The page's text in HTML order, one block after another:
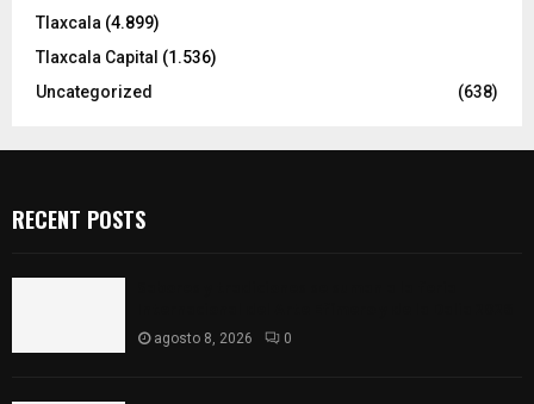
Tlaxcala (4.899)
Tlaxcala Capital (1.536)
Uncategorized
(638)
RECENT POSTS
agosto 8, 2026 0